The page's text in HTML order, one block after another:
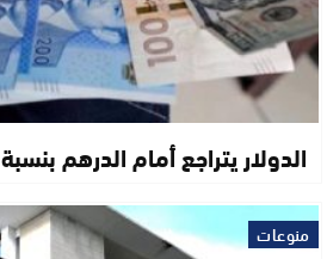
الدولار يتراجع أمام الدرهم بنسبة 0,42% خلال أسبوع
منوعات